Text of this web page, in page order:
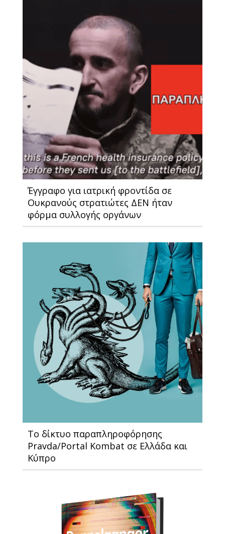
Έγγραφο για ιατρική φροντίδα σε
Ουκρανούς στρατιώτες ΔΕΝ ήταν
φόρμα συλλογής οργάνων
Το δίκτυο παραπληροφόρησης
Pravda/Portal Kombat σε Ελλάδα και
Κύπρο